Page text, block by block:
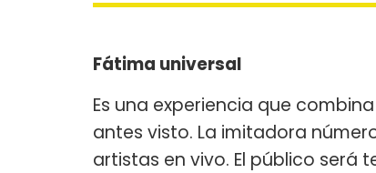
Fátima universal
Es una experiencia que
antes visto. La imitadora
artistas en vivo. El público será